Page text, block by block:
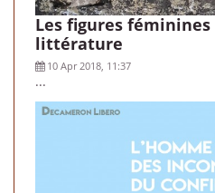
Les figures féminines
littérature
10 Apr 2018, 11:37
...